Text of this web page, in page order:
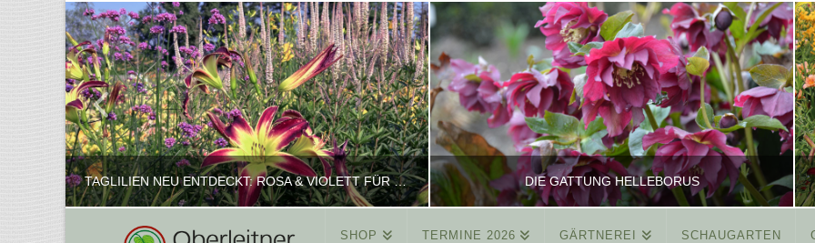
TAGLILIEN NEU ENTDECKT: ROSA & VIOLETT FÜR ROMANTISCHE PFLANZKOMBINATIONEN DIE GATTUNG HELLEBORUS
SHOP TERMINE 2026 GÄRTNEREI SCHAUGARTEN